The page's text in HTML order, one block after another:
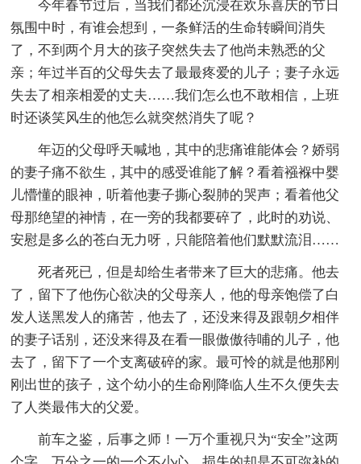
今年春节过后，当我们都还沉浸在欢乐喜庆的节日
氛围中时，有谁会想到，一条鲜活的生命转瞬间消失
了，不到两个月大的孩子突然失去了他尚未熟悉的父
亲；年过半百的父母失去了最最疼爱的儿子；妻子永远
失去了相亲相爱的丈夫……我们怎么也不敢相信，上班
时还谈笑风生的他怎么就突然消失了呢？
年迈的父母呼天喊地，其中的悲痛谁能体会？娇弱
的妻子痛不欲生，其中的感受谁能了解？看着襁褓中婴
儿懵懂的眼神，听着他妻子撕心裂肺的哭声；看着他父
母那绝望的神情，在一旁的我都要碎了，此时的劝说、
安慰是多么的苍白无力呀，只能陪着他们默默流泪……
死者死已，但是却给生者带来了巨大的悲痛。他去
了，留下了他伤心欲决的父母亲人，他的母亲饱偿了白
发人送黑发人的痛苦，他去了，还没来得及跟朝夕相伴
的妻子话别，还没来得及在看一眼傲傲待哺的儿子，他
去了，留下了一个支离破碎的家。最可怜的就是他那刚
刚出世的孩子，这个幼小的生命刚降临人生不久便失去
了人类最伟大的父爱。
前车之鉴，后事之师！一万个重视只为“安全”这两